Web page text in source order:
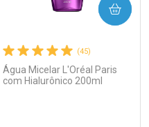
Ativar Desconto
(45)
Água Micelar L'Oréal Paris
com Hialurônico 200ml
COMPRAR